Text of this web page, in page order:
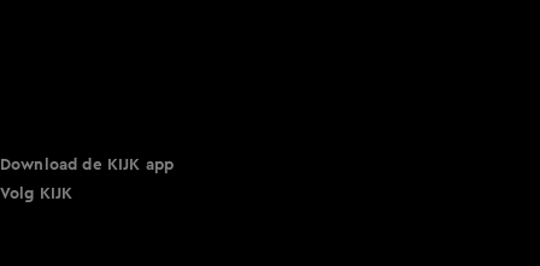
Download de KIJK app
Volg KIJK